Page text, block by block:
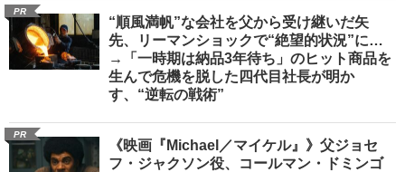
PR
“順風満帆”な会社を父から受け継いだ矢
先、リーマンショックで“絶望的状況”に…
→「一時期は納品3年待ち」のヒット商品を
生んで危機を脱した四代目社長が明か
す、“逆転の戦術”
PR
《映画『Michael／マイケル』》父ジョセ
フ・ジャクソン役、コールマン・ドミンゴ